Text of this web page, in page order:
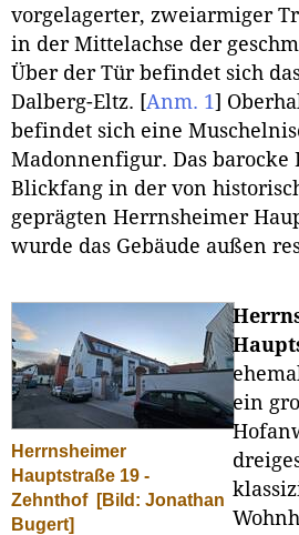
vorgelagerter, zweiarmiger
in der Mittelachse der
Über der Tür befindet sich
Dalberg-Eltz. [Anm. 1]
befindet sich eine
Madonnenfigur. Das barocke
Blickfang in der von
geprägten Herrnsheimer
wurde das Gebäude außen
Herrnsheimer
Hauptstraße 19 -
Zehnthof
[Bild: Jonathan
Bugert]
ein